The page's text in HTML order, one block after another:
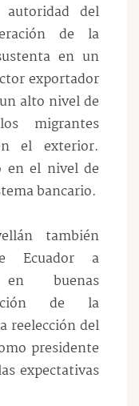
del
de la
en un
exportador
alto nivel de
migrantes
el exterior.
en el nivel de
bancario.
también
Ecuador a
buenas
de la
reelección del
presidente
expectativas